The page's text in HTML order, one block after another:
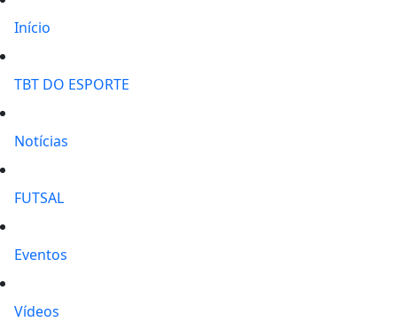
Início
TBT DO ESPORTE
Notícias
FUTSAL
Eventos
Vídeos